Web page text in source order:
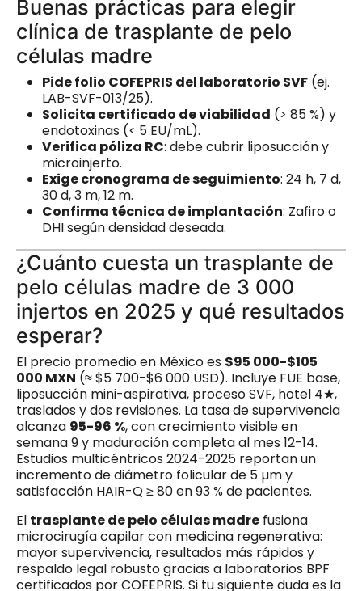
Buenas prácticas para elegir
clínica de trasplante de pelo
células madre
Pide folio COFEPRIS del laboratorio SVF (ej.
LAB-SVF-013/25).
Solicita certificado de viabilidad (> 85 %) y
endotoxinas (< 5 EU/mL).
Verifica póliza RC: debe cubrir liposucción y
microinjerto.
Exige cronograma de seguimiento: 24 h, 7 d,
30 d, 3 m, 12 m.
Confirma técnica de implantación: Zafiro o
DHI según densidad deseada.
¿Cuánto cuesta un trasplante de
pelo células madre de 3 000
injertos en 2025 y qué resultados
esperar?
El precio promedio en México es $95 000-$105
000 MXN (≈ $5 700-$6 000 USD). Incluye FUE base,
liposucción mini-aspirativa, proceso SVF, hotel 4★,
traslados y dos revisiones. La tasa de supervivencia
alcanza 95-96 %, con crecimiento visible en
semana 9 y maduración completa al mes 12-14.
Estudios multicéntricos 2024-2025 reportan un
incremento de diámetro folicular de 5 µm y
satisfacción HAIR-Q ≥ 80 en 93 % de pacientes.
El trasplante de pelo células madre fusiona
microcirugía capilar con medicina regenerativa:
mayor supervivencia, resultados más rápidos y
respaldo legal robusto gracias a laboratorios BPF
certificados por COFEPRIS. Si tu siguiente duda es la